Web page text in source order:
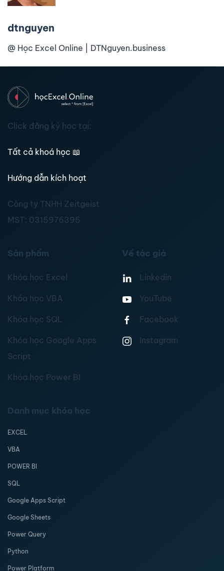
dtnguyen
@ Học Excel Online | DTNguyen.business
Click đăng ký học tại:
Tất cả khoá học 📖
Hướng dẫn kích hoạt
Công ty TNHH Zeitgeist
MST: 0315976395
Sản phẩm
Khóa học Excel
Khóa học VBA
Khóa học SQL
Khóa học Google Apps
Script
Khóa học Power BI
Về tác giả
Linkedin
YouTube
Facebook
Instagram
Danh mục khóa học
EXCEL
VBA
POWER BI
SQL
Google Apps Script
Google Sheets
Power Query
Python
Power Platform